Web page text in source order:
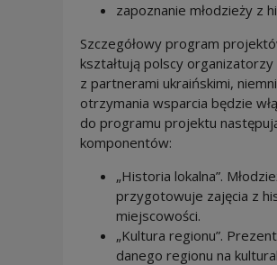
zapoznanie młodzieży z
Szczegółowy program
kształtują polscy
z partnerami ukraińskimi,
otrzymania wsparcia będzie
do programu projektu
komponentów:
„Historia lokalna”.
przygotowuje zajęcia z
miejscowości.
„Kultura regionu”.
danego regionu na